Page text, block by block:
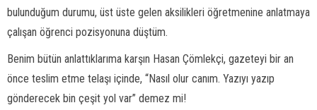
bulunduğum durumu, üst üste gelen aksilikleri öğretmenine anlatmaya
çalışan öğrenci pozisyonuna düştüm.
Benim bütün anlattıklarıma karşın Hasan Çömlekçi, gazeteyi bir an
önce teslim etme telaşı içinde, “Nasıl olur canım. Yazıyı yazıp
gönderecek bin çeşit yol var” demez mi!